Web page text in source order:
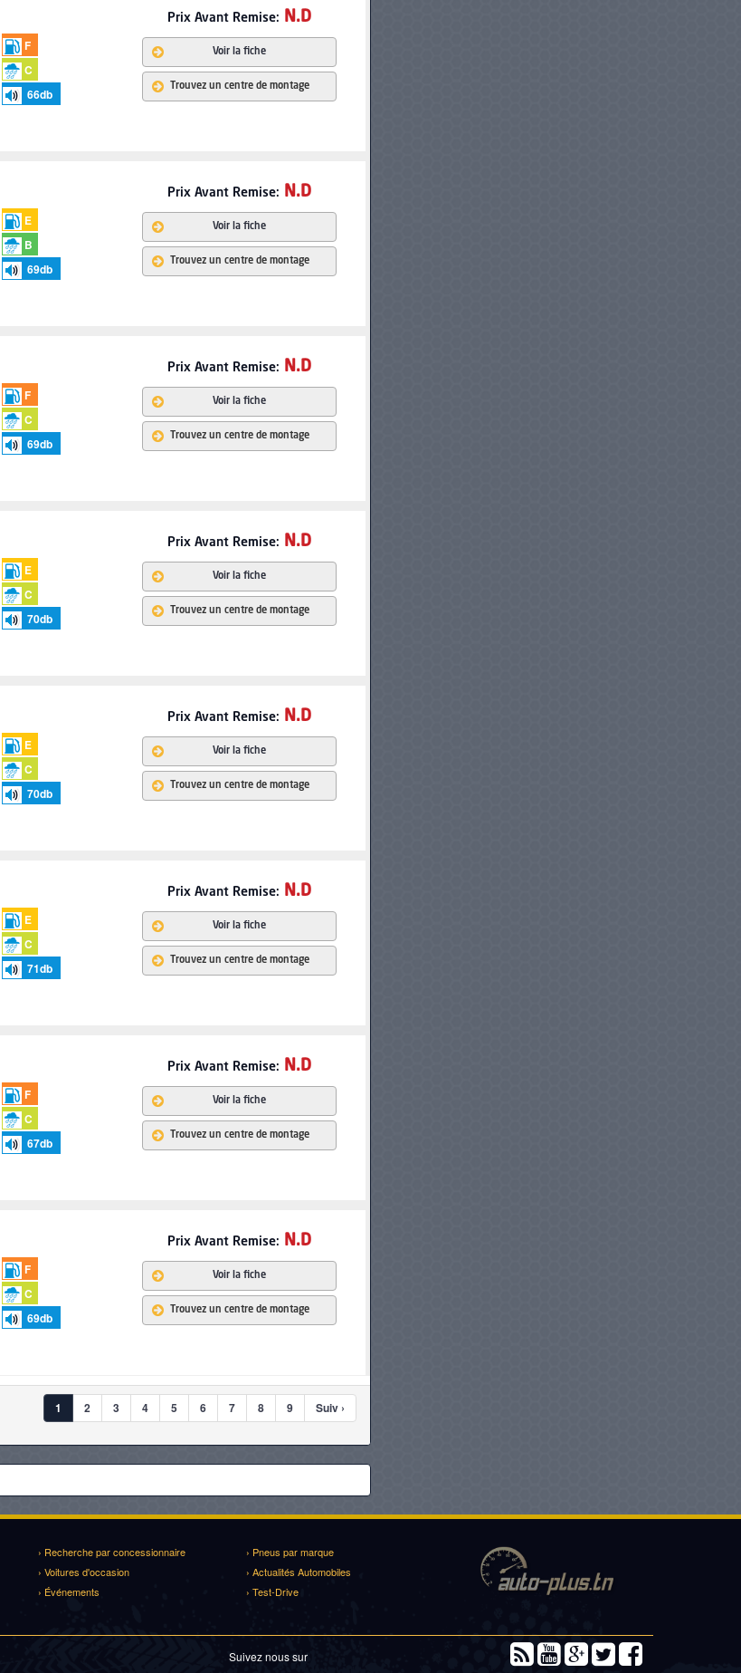
F
C
66db
Prix Avant Remise: N.D
Voir la fiche
Trouvez un centre de montage
E
B
69db
Prix Avant Remise: N.D
Voir la fiche
Trouvez un centre de montage
F
C
69db
Prix Avant Remise: N.D
Voir la fiche
Trouvez un centre de montage
E
C
70db
Prix Avant Remise: N.D
Voir la fiche
Trouvez un centre de montage
E
C
70db
Prix Avant Remise: N.D
Voir la fiche
Trouvez un centre de montage
E
C
71db
Prix Avant Remise: N.D
Voir la fiche
Trouvez un centre de montage
F
C
67db
Prix Avant Remise: N.D
Voir la fiche
Trouvez un centre de montage
F
C
69db
Prix Avant Remise: N.D
Voir la fiche
Trouvez un centre de montage
1 2 3 4 5 6 7 8 9 Suiv ›
› Recherche par concessionnaire
› Pneus par marque
› Voitures d'occasion
› Actualités Automobiles
› Événements
› Test-Drive
Suivez nous sur